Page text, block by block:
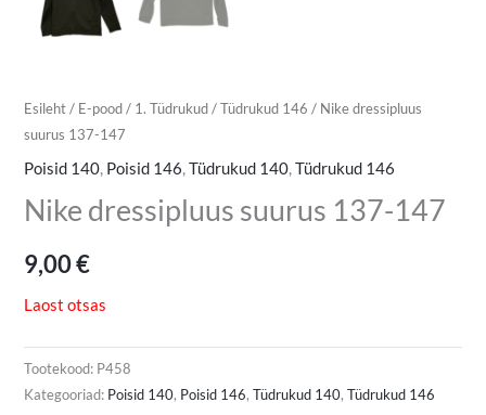
Esileht/ E-pood/ 1. Tüdrukud/Tüdrukud 146 / Nike dressipluus
suurus 137-147
Poisid 140, Poisid 146,Tüdrukud 140,Tüdrukud 146
Nike dressipluus suurus 137-147
9,00€
Laost otsas
Tootekood: P458
Kategooriad: Poisid 140, Poisid 146,Tüdrukud 140,Tüdrukud 146